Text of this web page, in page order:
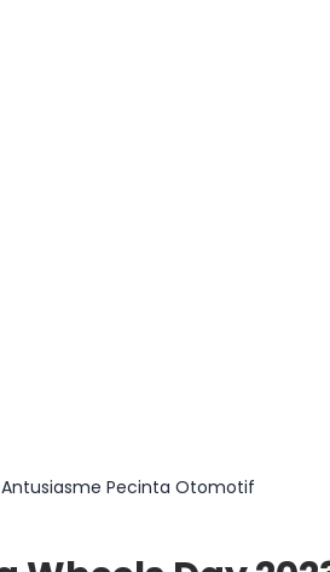
Antusiasme Pecinta Otomotif